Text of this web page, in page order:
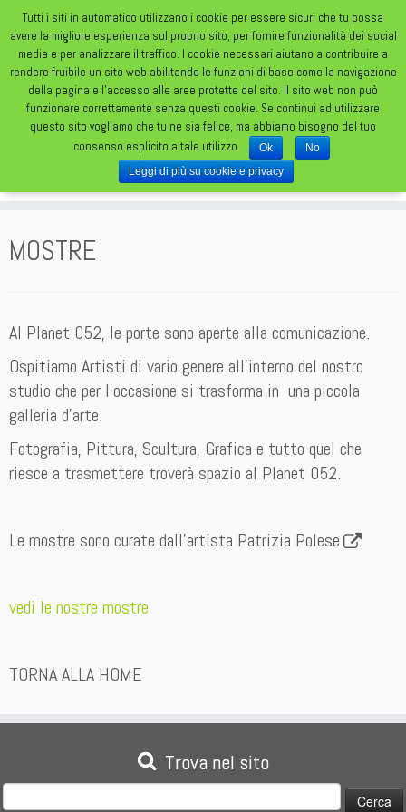
TATUAGGI DA UN FOLLE FOLLE MONDO
MOSTRE
Al Planet 052, le porte sono aperte alla comunicazione.
Ospitiamo Artisti di vario genere all’interno del nostro
studio che per l’occasione si trasforma in una piccola
galleria d’arte.
Fotografia, Pittura, Scultura, Grafica e tutto quel che
riesce a trasmettere troverà spazio al Planet 052.
Le mostre sono curate dall’artista Patrizia Polese .
vedi le nostre mostre
TORNA ALLA HOME
Trova nel sito
Tutti i siti in automatico utilizzano i cookie per essere sicuri che tu possa
avere la migliore esperienza sul proprio sito, per fornire funzionalità dei social
media e per analizzare il traffico. I cookie necessari aiutano a contribuire a
rendere fruibile un sito web abilitando le funzioni di base come la navigazione
della pagina e l'accesso alle aree protette del sito. Il sito web non può
funzionare correttamente senza questi cookie. Se continui ad utilizzare
questo sito vogliamo che tu ne sia felice, ma abbiamo bisogno del tuo
consenso esplicito a tale utilizzo.
Ok
No
Leggi di più su cookie e privacy